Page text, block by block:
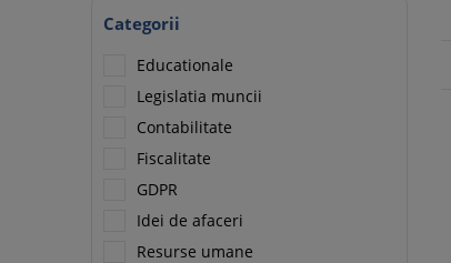
Categorii
Educationale
Legislatia muncii
Contabilitate
Fiscalitate
GDPR
Idei de afaceri
Resurse umane